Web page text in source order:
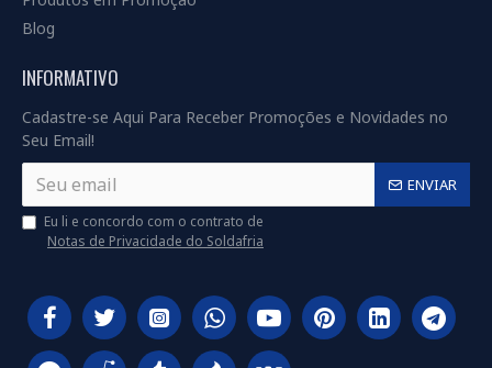
Blog
INFORMATIVO
Cadastre-se Aqui Para Receber Promoções e Novidades no
Seu Email!
ENVIAR
Eu li e concordo com o contrato de
Notas de Privacidade do Soldafria